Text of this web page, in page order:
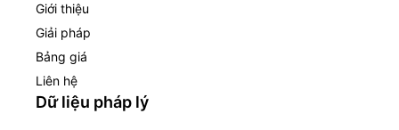
Giới thiệu
Giải pháp
Bảng giá
Liên hệ
Dữ liệu pháp lý